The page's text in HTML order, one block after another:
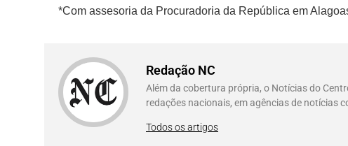
*Com assesoria da Procuradoria da República em
Redação NC
Além da cobertura própria, o Notícias do
redações nacionais, em agências de notícias
Todos os artigos